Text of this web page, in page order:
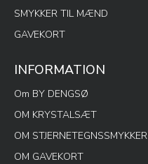
SMYKKER TIL MÆND
GAVEKORT
INFORMATION
Om BY DENGSØ
OM KRYSTALSÆT
OM STJERNETEGNSSMYKKER
OM GAVEKORT